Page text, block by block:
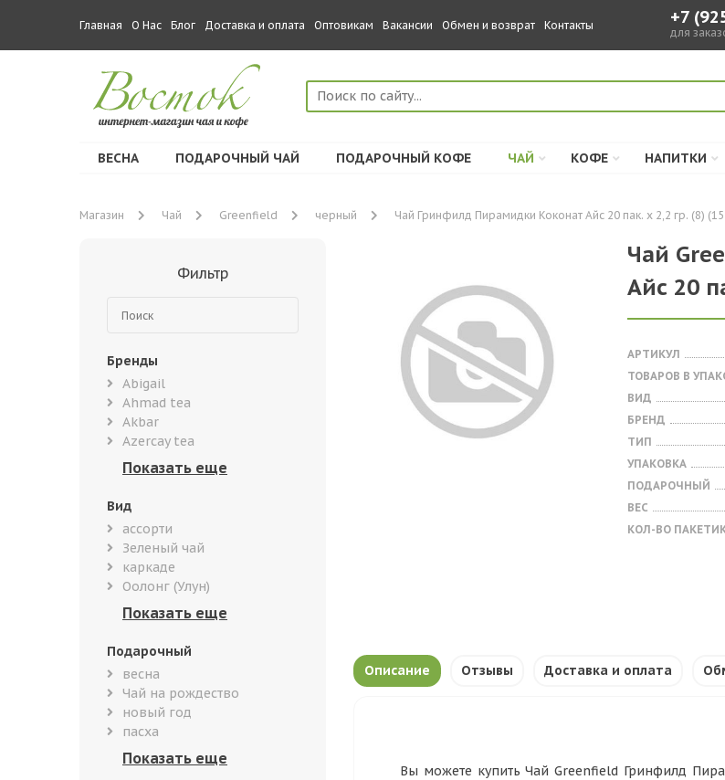
Главная О Нас Блог Доставка и оплата Оптовикам Вакансии Обмен и возврат Контакты +7
для
ВЕСНА ПОДАРОЧНЫЙ ЧАЙ ПОДАРОЧНЫЙ КОФЕ ЧАЙ КОФЕ НАПИТКИ
Магазин Чай Greenfield черный Чай Гринфилд Пирамидки Коконат Айс 20 пак. х 2,2 гр. (8)
Фильтр
Бренды
Abigail
Ahmad tea
Akbar
Azercay tea
Вид
ассорти
Зеленый чай
каркаде
Оолонг (Улун)
Подарочный
весна
Чай на рождество
новый год
пасха
Чай
Айс 20
АРТИКУЛ
ТОВАРОВ В
ВИД
БРЕНД
ТИП
УПАКОВКА
ПОДАРОЧНЫЙ
ВЕС
КОЛ-ВО
Описание Отзывы Доставка и оплата
Вы можете купить Чай Greenfield Гринфилд